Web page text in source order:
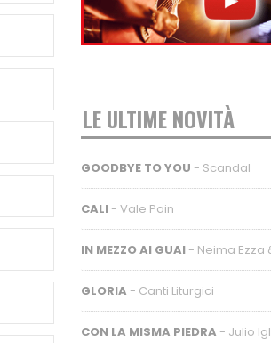
LE ULTIME NOVITÀ
GOODBYE TO YOU - Scandal
CALI - Vale Pain
IN MEZZO AI GUAI - Neima Ezza
GLORIA - Canti Liturgici
CON LA MISMA PIEDRA - Julio